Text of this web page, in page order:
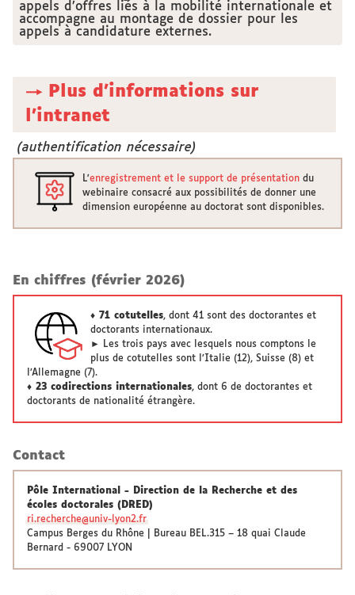
appels d’offres liés à la mobilité internationale et
accompagne au montage de dossier pour les
appels à candidature externes.
→ Plus d'informations sur
l'intranet
(authentification nécessaire)
L'enregistrement et le support de présentation du
webinaire consacré aux possibilités de donner une
dimension européenne au doctorat sont disponibles.
En chiffres (février 2026)
♦ 71 cotutelles, dont 41 sont des doctorantes et
doctorants internationaux.
► Les trois pays avec lesquels nous comptons le
plus de cotutelles sont l’Italie (12), Suisse (8) et
l’Allemagne (7).
♦ 23 codirections internationales, dont 6 de doctorantes et
doctorants de nationalité étrangère.
Contact
Pôle International - Direction de la Recherche et des
écoles doctorales (DRED)
ri.recherche@univ-lyon2.fr
Campus Berges du Rhône | Bureau BEL.315 – 18 quai Claude
Bernard - 69007 LYON